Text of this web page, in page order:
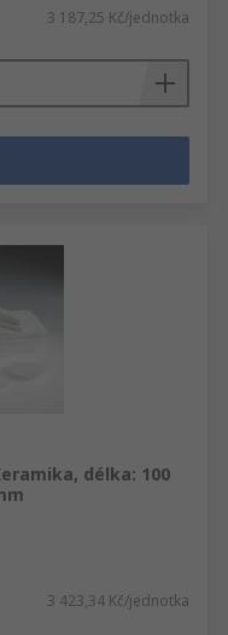
3 187,25 Kč/jednotka
délka: 100
3 423,34 Kč/jednotka